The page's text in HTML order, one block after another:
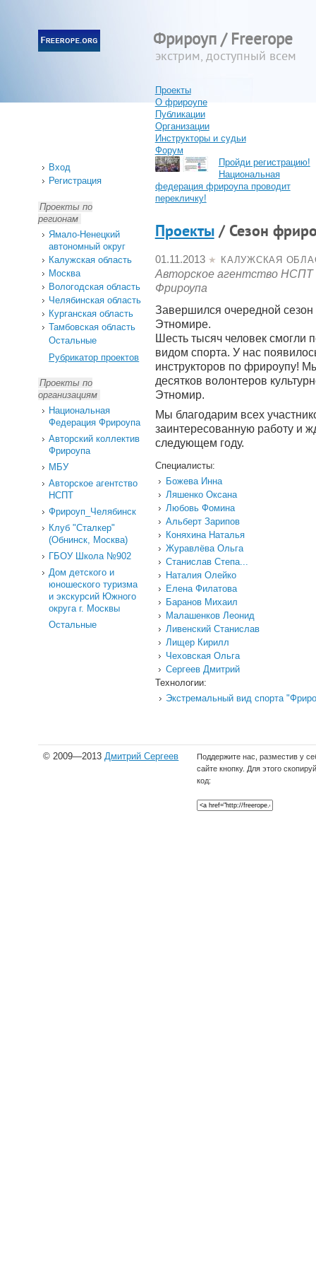
Фрироуп / Freerope
экстрим, доступный всем
Проекты
О фрироупе
Публикации
Организации
Инструкторы и судьи
Форум
Вход
Регистрация
Проекты по
регионам
Ямало-Ненецкий
автономный округ
Калужская область
Москва
Вологодская область
Челябинская область
Курганская область
Тамбовская область
Остальные
Рубрикатор проектов
Проекты по
организациям
Национальная
Федерация Фрироупа
Авторский коллектив
Фрироупа
МБУ
Авторское агентство
НСПТ
Фрироуп_Челябинск
Клуб "Сталкер"
(Обнинск, Москва)
ГБОУ Школа №902
Дом детского и
юношеского туризма
и экскурсий Южного
округа г. Москвы
Остальные
Пройди регистрацию!
Национальная
федерация фрироупа проводит
перекличку!
Проекты/ Сезон
01.11.2013★ КАЛУЖСКАЯ
Авторское агентство НСПТ
Фрироупа
Завершился очередной
Этномире.
Шесть тысяч человек
видом спорта. У нас
инструкторов по фрироупу!
десятков волонтеров
Этномир.
Мы благодарим всех
заинтересованную работу и
следующем году.
Специалисты:
Божева Инна
Ляшенко Оксана
Любовь Фомина
Альберт Зарипов
Коняхина Наталья
Журавлёва Ольга
Станислав Степа...
Наталия Олейко
Елена Филатова
Баранов Михаил
Малашенков Леонид
Ливенский Станислав
Лищер Кирилл
Чеховская Ольга
Сергеев Дмитрий
Технологии:
Экстремальный вид спорта
© 2009—2013 Дмитрий Сергеев
Поддержите нас, разместив у
сайте кнопку. Для этого
код: